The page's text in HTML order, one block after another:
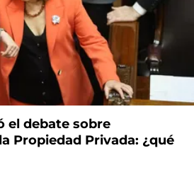
el debate sobre
Propiedad Privada: ¿qué